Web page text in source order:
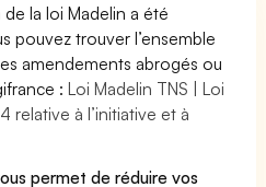
la loi Madelin a été
pouvez trouver l’ensemble
amendements abrogés ou
:Loi Madelin TNS | Loi
relative à l’initiative et à
permet de réduire vos